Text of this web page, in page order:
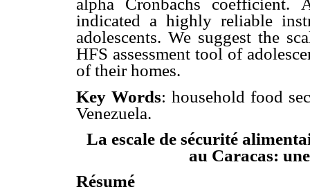
alpha Cronbachs
indicated a highly reliable
adolescents. We suggest the
HFS assessment tool of
of their homes.
Key Words: household food
Venezuela.
La escale de sécurité
au Caracas:
Résumé